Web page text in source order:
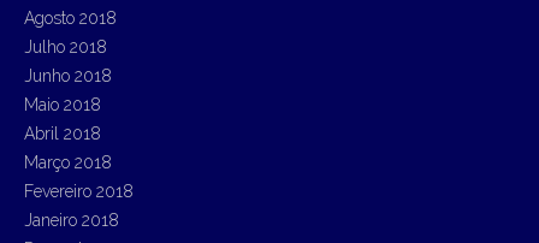
Agosto 2018
Julho 2018
Junho 2018
Maio 2018
Abril 2018
Março 2018
Fevereiro 2018
Janeiro 2018